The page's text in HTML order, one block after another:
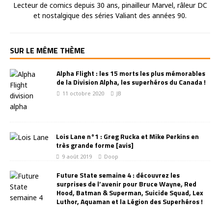
Lecteur de comics depuis 30 ans, pinailleur Marvel, râleur DC
et nostalgique des séries Valiant des années 90.
SUR LE MÊME THÈME
Alpha Flight : les 15 morts les plus mémorables
de la Division Alpha, les superhéros du Canada !
11 octobre 2020 JB
Lois Lane n°1 : Greg Rucka et Mike Perkins en
très grande forme [avis]
9 août 2019 Doop
Future State semaine 4 : découvrez les
surprises de l’avenir pour Bruce Wayne, Red
Hood, Batman & Superman, Suicide Squad, Lex
Luthor, Aquaman et la Légion des Superhéros !